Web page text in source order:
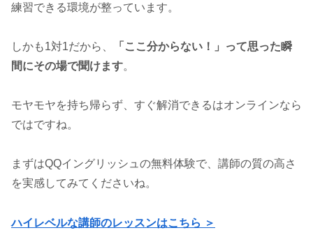
練習できる環境が整っています。
しかも1対1だから、
「ここ分からない！」って思った瞬
間にその場で聞けます。
モヤモヤを持ち帰らず、すぐ解消できるはオンラインなら
ではですね。
まずはQQイングリッシュの無料体験で、講師の質の高さ
を実感してみてくださいね。
ハイレベルな講師のレッスンはこちら ＞